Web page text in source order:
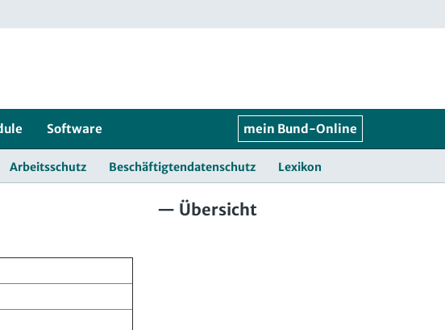
Software mein Bund-Online
Arbeitsschutz Beschäftigtendatenschutz Lexikon
Übersicht